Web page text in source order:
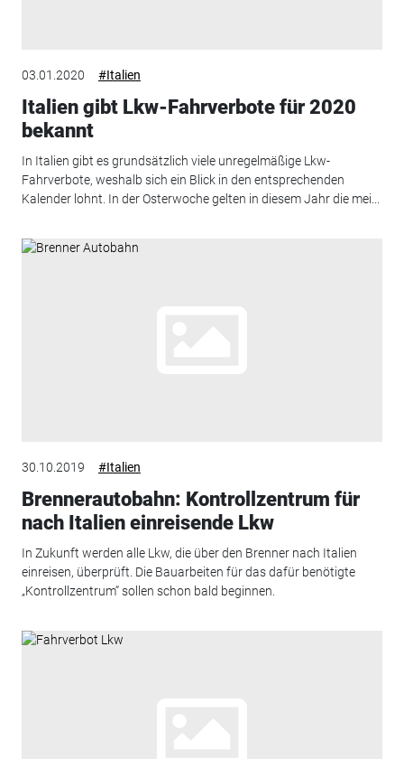
03.01.2020 #Italien
Italien gibt Lkw-Fahrverbote für 2020
bekannt
In Italien gibt es grundsätzlich viele unregelmäßige Lkw-
Fahrverbote, weshalb sich ein Blick in den entsprechenden
Kalender lohnt. In der Osterwoche gelten in diesem Jahr die mei...
30.10.2019 #Italien
Brennerautobahn: Kontrollzentrum für
nach Italien einreisende Lkw
In Zukunft werden alle Lkw, die über den Brenner nach Italien
einreisen, überprüft. Die Bauarbeiten für das dafür benötigte
„Kontrollzentrum“ sollen schon bald beginnen.